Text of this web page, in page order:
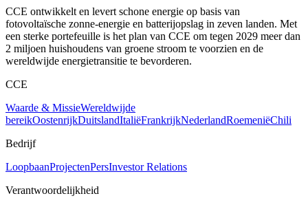
CCE ontwikkelt en levert schone energie op basis van
fotovoltaïsche zonne-energie en batterijopslag in zeven landen. Met
een sterke portefeuille is het plan van CCE om tegen 2029 meer dan
2 miljoen huishoudens van groene stroom te voorzien en de
wereldwijde energietransitie te bevorderen.
CCE
Waarde & MissieWereldwijde
bereikOostenrijkDuitslandItaliëFrankrijkNederlandRoemeniëChili
Bedrijf
LoopbaanProjectenPersInvestor Relations
Verantwoordelijkheid